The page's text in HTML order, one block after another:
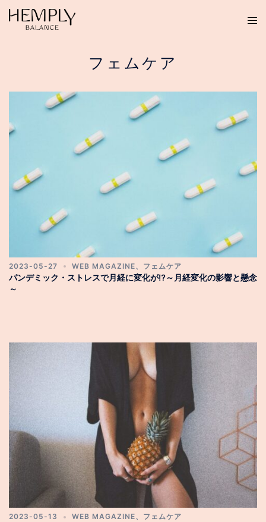
フェムケア
2023-05-27 WEB MAGAZINE、 フェムケア
パンデミック・ストレスで月経に変化が⁉～月経変化の影響と懸念
～
2023-05-13 WEB MAGAZINE、 フェムケア